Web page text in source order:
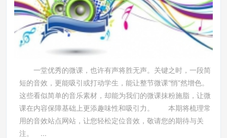
一堂优秀的微课，也许有声将胜无声。关键之时，一段简
短的音效，更能吸引或打动学生，能让整节微课“悄”然增色。
这些看似简单的音乐素材，却能为我们的微课抹粉施脂，让微
课在内容保障基础上更添趣味性和吸引力。 本期将梳理常
用的音效站点网站，让您轻松定位音效，敬请您的期待与关
注。 ...